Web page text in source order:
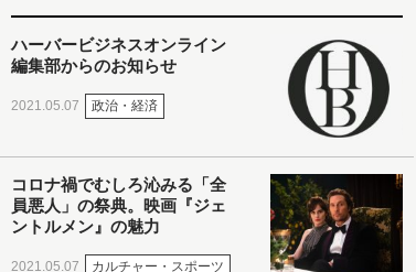
ハーバービジネスオンライン
編集部からのお知らせ
2021.05.07 政治・経済
コロナ禍でむしろ沁みる「全
員悪人」の祭典。映画『ジェ
ントルメン』の魅力
2021.05.07 カルチャー・スポーツ